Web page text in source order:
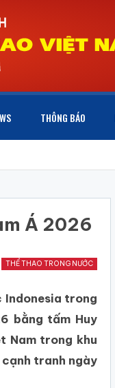
THÔNG BÁO
Á 2026
THỂ THAO TRONG NƯỚC
Indonesia trong
bằng tấm Huy
Nam trong khu
tranh ngày